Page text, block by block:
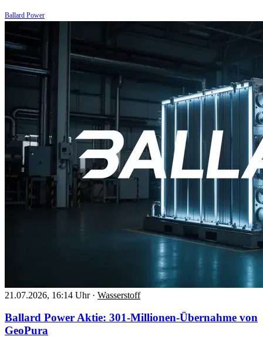
Ballard Power
21.07.2026, 16:14 Uhr · Wasserstoff
Ballard Power Aktie: 301-Millionen-Übernahme von
GeoPura